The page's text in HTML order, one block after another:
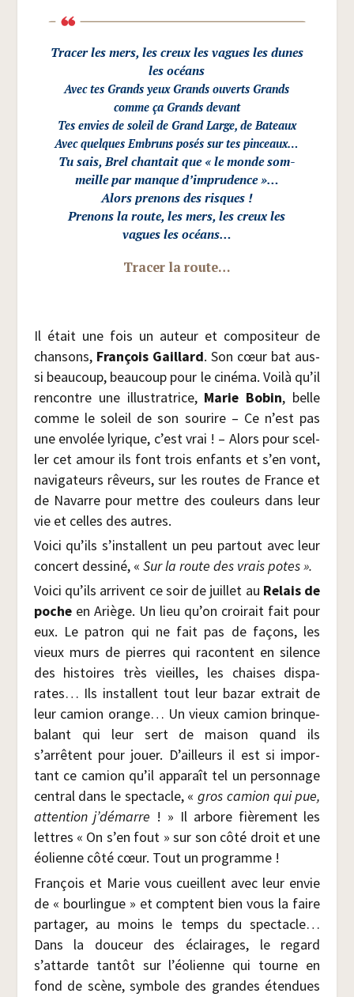
Tra­cer les mers, les creux les vagues les dunes
les océans
Avec tes Grands yeux Grands ouverts Grands
comme ça Grands devant
Tes envies de soleil de Grand Large, de Bateaux
Avec quelques Embruns posés sur tes pinceaux…
Tu sais, Brel chan­tait que « le monde som­
meille par manque d’imprudence »…
Alors pre­nons des risques !
Pre­nons la route, les mers, les creux les
vagues les océans…
Tra­cer la route…
Il était une fois un auteur et com­po­si­teur de
chan­sons, Fran­çois Gaillard. Son cœur bat aus­
si beau­coup, beau­coup pour le ciné­ma. Voi­là qu’il
ren­contre une illus­tra­trice, Marie Bobin, belle
comme le soleil de son sou­rire – Ce n’est pas
une envo­lée lyrique, c’est vrai ! – Alors pour scel­
ler cet amour ils font trois enfants et s’en vont,
navi­ga­teurs rêveurs, sur les routes de France et
de Navarre pour mettre des cou­leurs dans leur
vie et celles des autres.
Voi­ci qu’ils s’installent un peu par­tout avec leur
concert des­si­né, « Sur la route des vrais potes ».
Voi­ci qu’ils arrivent ce soir de juillet au Relais de
pocheen Ariège. Un lieu qu’on croi­rait fait pour
eux. Le patron qui ne fait pas de façons, les
vieux murs de pierres qui racontent en silence
des his­toires très vieilles, les chaises dis­pa­
rates… Ils ins­tallent tout leur bazar extrait de
leur camion orange… Un vieux camion brin­que­
ba­lant qui leur sert de mai­son quand ils
s’arrêtent pour jouer. D’ailleurs il est si impor­
tant ce camion qu’il appa­raît tel un per­son­nage
cen­tral dans le spec­tacle, «gros camion qui pue,
atten­tion j’démarre ! » Il arbore fiè­re­ment les
lettres « On s’en fout » sur son côté droit et une
éolienne côté cœur. Tout un programme !
Fran­çois et Marie vous cueillent avec leur envie
de « bour­lingue » et comptent bien vous la faire
par­ta­ger, au moins le temps du spec­tacle…
Dans la dou­ceur des éclai­rages, le regard
s’attarde tan­tôt sur l’éolienne qui tourne en
fond de scène, sym­bole des grandes éten­dues